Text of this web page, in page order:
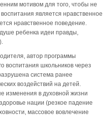
мотивом для того, чтобы не
является нравственное
нравственное поведение.
ребенка идеи правды,
автор программы
воспитания школьников через
система ранее
воздействий на детей.
изменения в духовной жизни
нации (резкое падение
массовое вовлечение